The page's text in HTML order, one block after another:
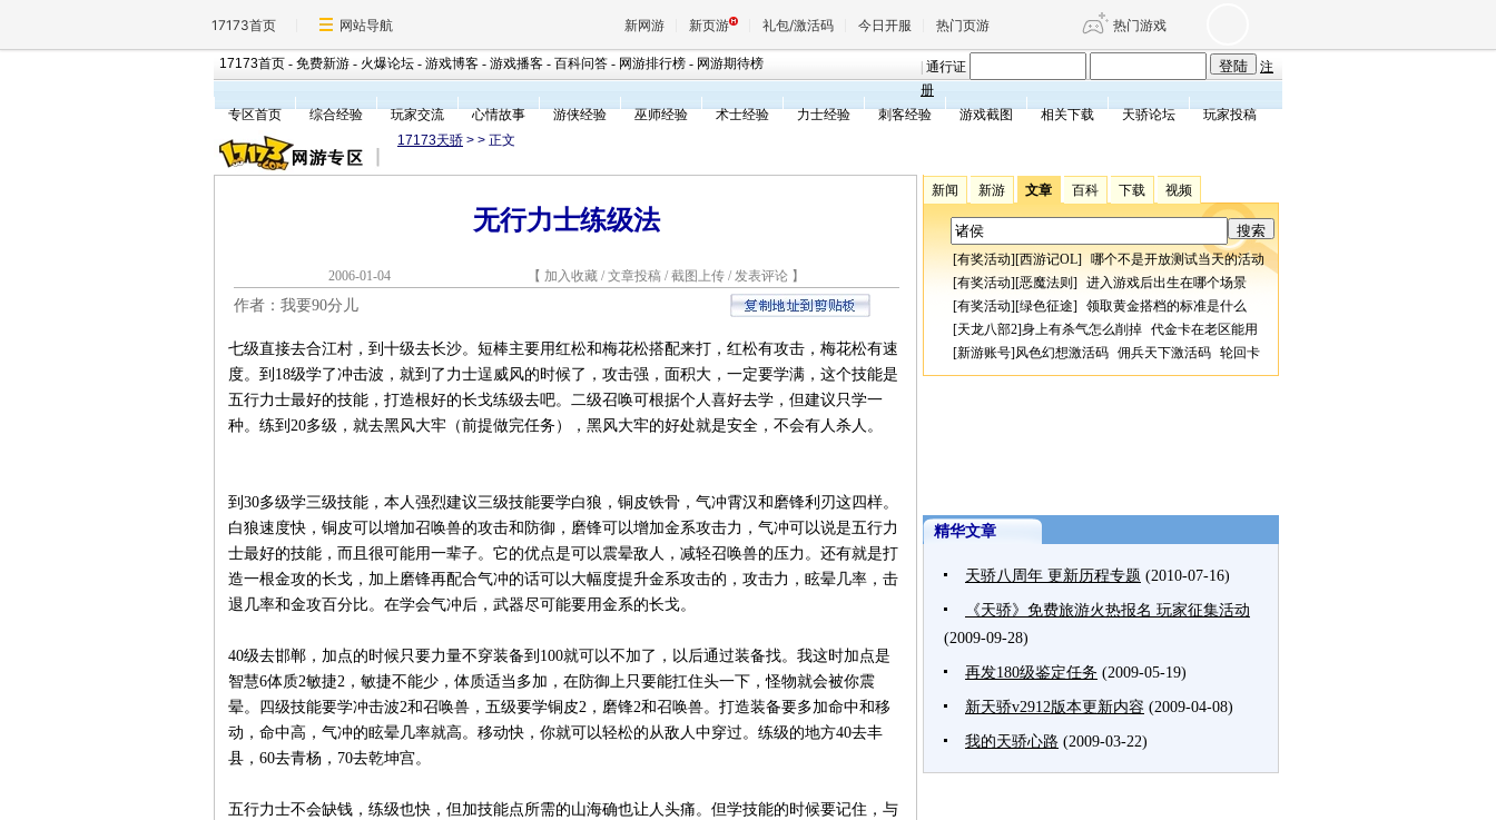
17173首页 网站导航 新网游 新页游 礼包/激活码 今日开服 热门页游 热门游戏
天堂 剑网3旗舰版 新天龙八部
王权与自由 诛仙世界 仙剑世界
17173首页 - 免费新游 - 火爆论坛 - 游戏博客 - 游戏播客 - 百科问答 - 网游排行榜 - 网游期待榜 通行证
注
册
专区首页
综合经验 玩家交流 心情故事 游侠经验 巫师经验 术士经验 力士经验 刺客经验 游戏截图 相关下载 天骄论坛
玩家投稿
17173天骄 > > 正文
无行力士练级法
2006-01-04 【 加入收藏 / 文章投稿 / 截图上传 / 发表评论 】
作者：我要90分儿
七级直接去合江村，到十级去长沙。短棒主要用红松和梅花松搭配来打，红松有攻击，梅花松有速
度。到18级学了冲击波，就到了力士逞威风的时候了，攻击强，面积大，一定要学满，这个技能是
五行力士最好的技能，打造根好的长戈练级去吧。二级召唤可根据个人喜好去学，但建议只学一
种。练到20多级，就去黑风大牢（前提做完任务），黑风大牢的好处就是安全，不会有人杀人。
到30多级学三级技能，本人强烈建议三级技能要学白狼，铜皮铁骨，气冲霄汉和磨锋利刃这四样。
白狼速度快，铜皮可以增加召唤兽的攻击和防御，磨锋可以增加金系攻击力，气冲可以说是五行力
士最好的技能，而且很可能用一辈子。它的优点是可以震晕敌人，减轻召唤兽的压力。还有就是打
造一根金攻的长戈，加上磨锋再配合气冲的话可以大幅度提升金系攻击的，攻击力，眩晕几率，击
退几率和金攻百分比。在学会气冲后，武器尽可能要用金系的长戈。
40级去邯郸，加点的时候只要力量不穿装备到100就可以不加了，以后通过装备找。我这时加点是
智慧6体质2敏捷2，敏捷不能少，体质适当多加，在防御上只要能扛住头一下，怪物就会被你震
晕。四级技能要学冲击波2和召唤兽，五级要学铜皮2，磨锋2和召唤兽。打造装备要多加命中和移
动，命中高，气冲的眩晕几率就高。移动快，你就可以轻松的从敌人中穿过。练级的地方40去丰
县，60去青杨，70去乾坤宫。
五行力士不会缺钱，练级也快，但加技能点所需的山海确也让人头痛。但学技能的时候要记住，与
新闻 新游 文章 百科 下载 视频
[有奖活动][西游记OL] 哪个不是开放测试当天的活动
[有奖活动][恶魔法则 ] 进入游戏后出生在哪个场景
[有奖活动][绿色征途] 领取黄金搭档的标准是什么
[天龙八部2]身上有杀气怎么削掉 代金卡在老区能用
[新游账号]风色幻想激活码 佣兵天下激活码 轮回卡
精华文章
天骄八周年 更新历程专题 (2010-07-16)
《天骄》免费旅游火热报名 玩家征集活动
(2009-09-28)
再发180级鉴定任务 (2009-05-19)
新天骄v2912版本更新内容 (2009-04-08)
我的天骄心路 (2009-03-22)